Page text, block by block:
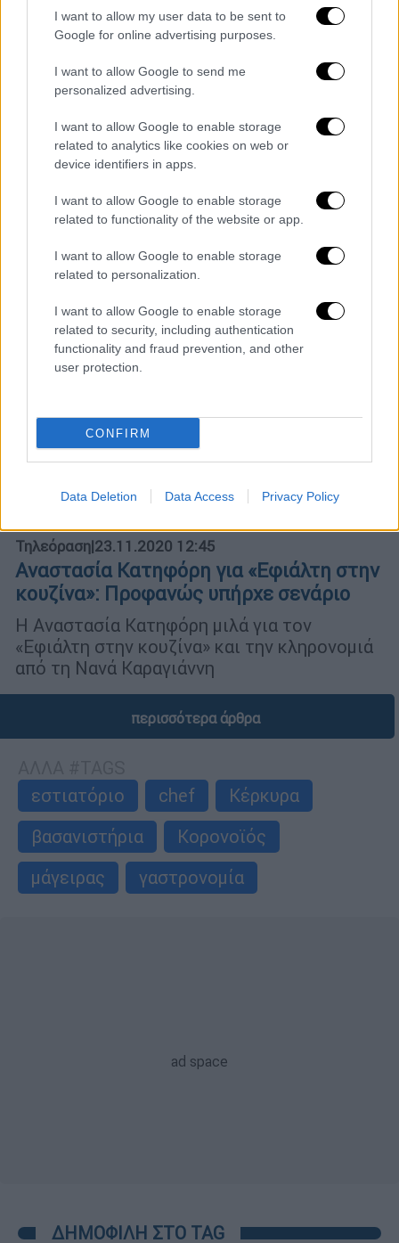
I want to allow my user data to be sent to
Google for online advertising purposes.
I want to allow Google to send me
personalized advertising.
I want to allow Google to enable storage
related to analytics like cookies on web or
device identifiers in apps.
I want to allow Google to enable storage
related to functionality of the website or app.
I want to allow Google to enable storage
related to personalization.
I want to allow Google to enable storage
related to security, including authentication
functionality and fraud prevention, and other
user protection.
CONFIRM
Data Deletion Data Access Privacy Policy
Τηλεόραση 26.11.2020 10:40
και ποιες αναβάλλουν την πρεμιέρα
τους
Οι εκπομπές «Εφιάλτης στην Κουζίνα» με
τον Έκτορα Μποτρίνι και «My Greece» με τη
Δέσποινα Βανδή ολοκληρώνουν πρόωρα τον
κύκλο τους λόγω του νέου lockdown
Τηλεόραση|23.11.2020 12:45
Αναστασία Κατηφόρη για «Εφιάλτη στην
κουζίνα»: Προφανώς υπήρχε σενάριο
Η Αναστασία Κατηφόρη μιλά για τον
«Εφιάλτη στην κουζίνα» και την κληρονομιά
από τη Νανά Καραγιάννη
περισσότερα άρθρα
εστιατόριο
chef
Κέρκυρα
βασανιστήρια
Κορονοϊός
μάγειρας
γαστρονομία
ΔΗΜΟΦΙΛΗ ΣΤΟ TAG